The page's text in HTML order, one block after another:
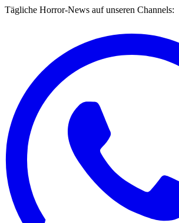
Tägliche Horror-News auf unseren Channels: